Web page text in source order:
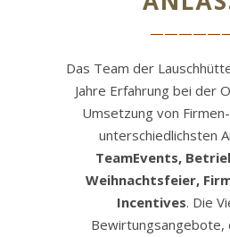
Das Team der
Jahre Erfahrung bei der
Umsetzung von
unterschiedlichsten
TeamEvents,
Weihnachtsfeier,
Incentives. Die
Bewirtungsangebote,